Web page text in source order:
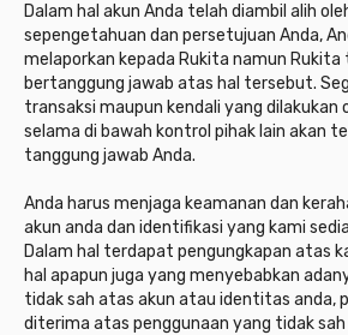
Dalam hal akun Anda telah diambil alih
sepengetahuan dan persetujuan Anda,
melaporkan kepada Rukita namun
bertanggung jawab atas hal tersebut.
transaksi maupun kendali yang dilakukan
selama di bawah kontrol pihak lain akan
tanggung jawab Anda.
Anda harus menjaga keamanan dan
akun anda dan identifikasi yang kami
Dalam hal terdapat pengungkapan atas
hal apapun juga yang menyebabkan
tidak sah atas akun atau identitas anda,
diterima atas penggunaan yang tidak